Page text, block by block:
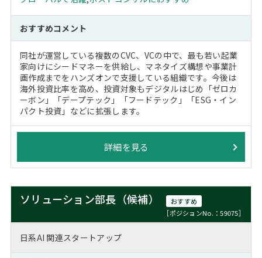
おすすめコメント
同社が運営している複数のCVC、VCの中で、最も若い起業
家向けにシードマネーを供給し、マネタイズ構想や事業計
画作成までをハンズオンで支援している組織です。今後は
海外投資比率を高め、投資対象もデジタルはじめ「ゼロカ
ーボン」「デープテック」「フードテック」「ESG・イン
パクト投資」などに拡張します。
詳細を見る
ソリューション部長（候補）
おすすめ
［ポジションNo.：59075］
日系AI 関連スタートアップ